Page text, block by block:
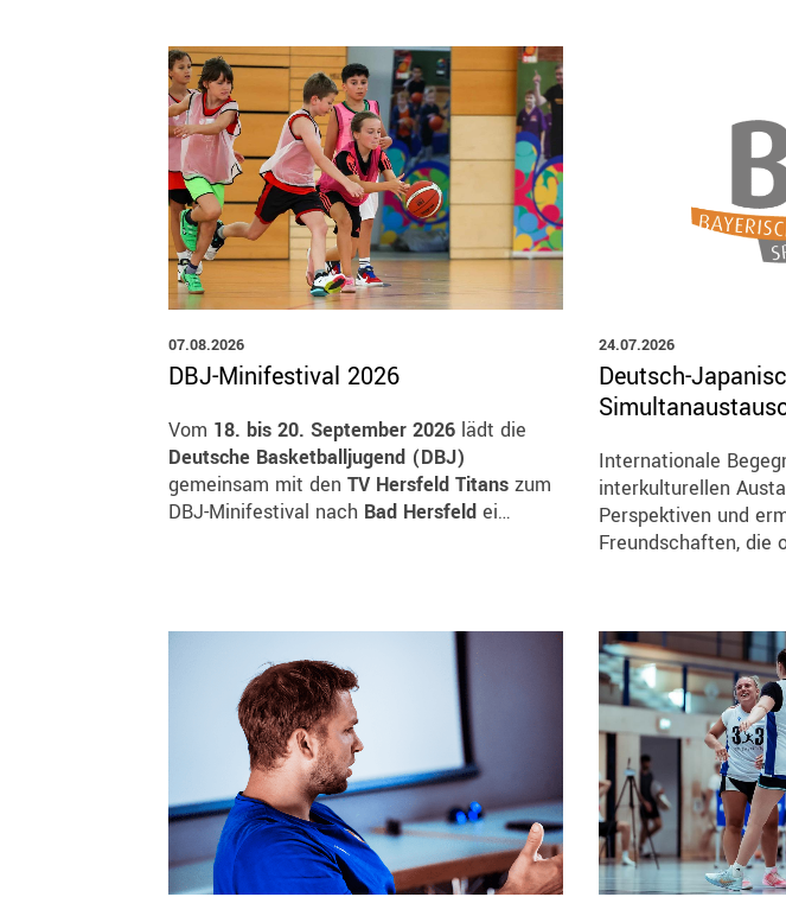
07.08.2026
DBJ-Minifestival 2026
Vom 18. bis 20. September 2026 lädt die
Deutsche Basketballjugend (DBJ)
gemeinsam mit den TV Hersfeld Titans zum
DBJ-Minifestival nach Bad Hersfeld ei…
24.07.2026
Deutsch-
Internationale
interkulturellen
Perspektiven und
Freundschaften, die